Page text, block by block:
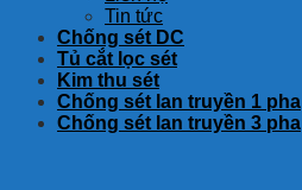
Tin tức
Chống sét DC
Tủ cắt lọc sét
Kim thu sét
Chống sét lan truyền 1 pha
Chống sét lan truyền 3 pha